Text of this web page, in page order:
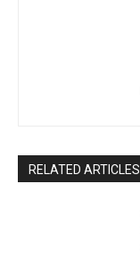
RELATED ARTICLES